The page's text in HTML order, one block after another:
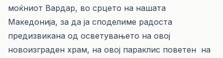
моќниот Вардар, во срцето на нашата
Македонија, за да ја споделиме радоста
предизвикана од осветувањето на овој
новоизграден храм, на овој параклис поветен на